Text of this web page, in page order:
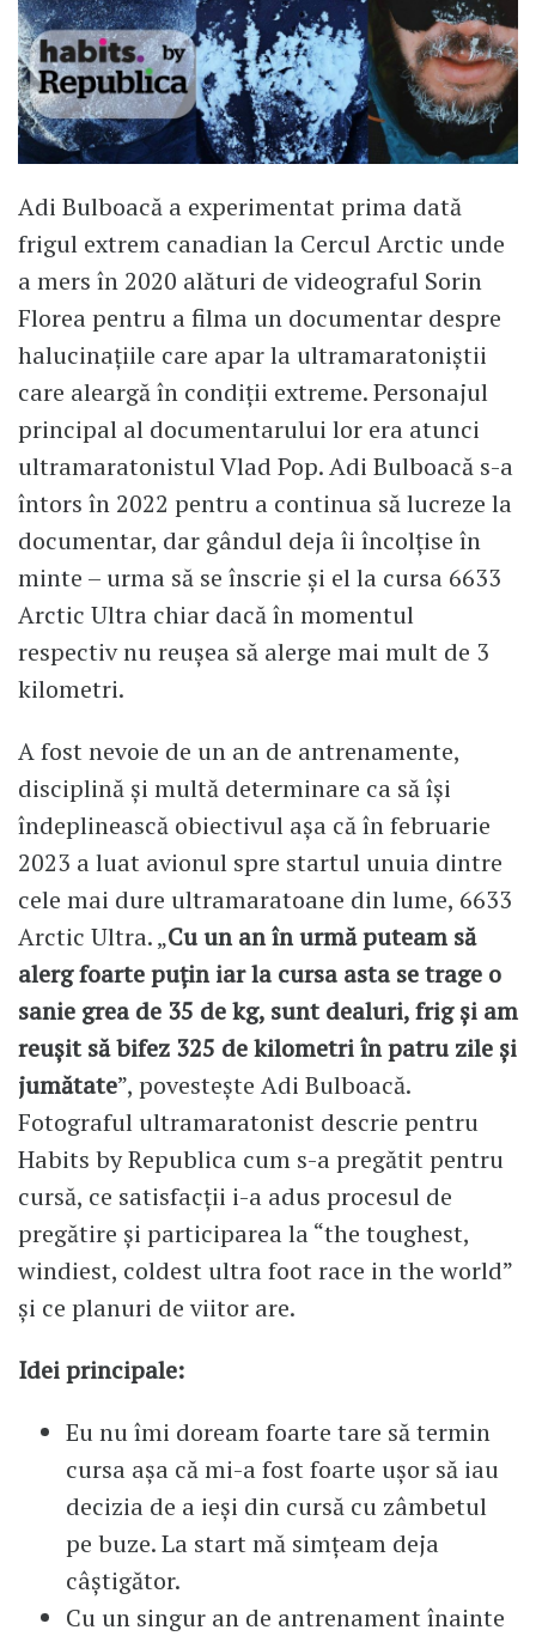
Adi Bulboacă a experimentat prima dată
frigul extrem canadian la Cercul Arctic unde
a mers în 2020 alături de videograful Sorin
Florea pentru a filma un documentar despre
halucinațiile care apar la ultramaratoniștii
care aleargă în condiții extreme. Personajul
principal al documentarului lor era atunci
ultramaratonistul Vlad Pop. Adi Bulboacă s-a
întors în 2022 pentru a continua să lucreze la
documentar, dar gândul deja îi încolțise în
minte – urma să se înscrie și el la cursa 6633
Arctic Ultra chiar dacă în momentul
respectiv nu reușea să alerge mai mult de 3
kilometri.
A fost nevoie de un an de antrenamente,
disciplină și multă determinare ca să își
îndeplinească obiectivul așa că în februarie
2023 a luat avionul spre startul unuia dintre
cele mai dure ultramaratoane din lume, 6633
Arctic Ultra. „Cu un an în urmă puteam să
alerg foarte puțin iar la cursa asta se trage o
sanie grea de 35 de kg, sunt dealuri, frig și am
reușit să bifez 325 de kilometri în patru zile și
jumătate”, povestește Adi Bulboacă.
Fotograful ultramaratonist descrie pentru
Habits by Republica cum s-a pregătit pentru
cursă, ce satisfacții i-a adus procesul de
pregătire și participarea la “the toughest,
windiest, coldest ultra foot race in the world”
și ce planuri de viitor are.
Idei principale:
Eu nu îmi doream foarte tare să termin
cursa așa că mi-a fost foarte ușor să iau
decizia de a ieși din cursă cu zâmbetul
pe buze. La start mă simțeam deja
câștigător.
Cu un singur an de antrenament înainte